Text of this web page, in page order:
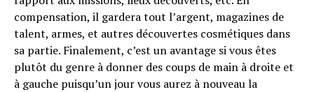
compensation, il gardera tout l’argent, magazines de
talent, armes, et autres découvertes cosmétiques dans
sa partie. Finalement, c’est un avantage si vous êtes
plutôt du genre à donner des coups de main à droite et
à gauche puisqu’un jour vous aurez à nouveau la